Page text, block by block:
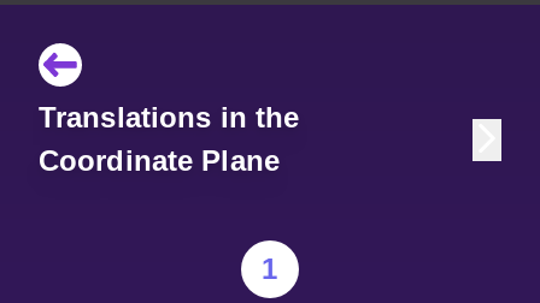
Translations in the
Coordinate Plane
1